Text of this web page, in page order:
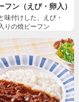
フン（えび・卵入）
味付けした、えび・
りの焼ビーフン